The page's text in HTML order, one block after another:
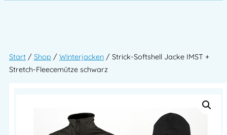
Start / Shop / Winterjacken / Strick-Softshell Jacke IMST +
Stretch-Fleecemütze schwarz